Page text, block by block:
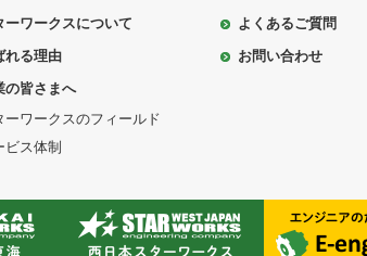
ーワークスについて
れる理由
の皆さまへ
ーワークスのフィールド
ビス体制
よくあるご質問
お問い合わせ